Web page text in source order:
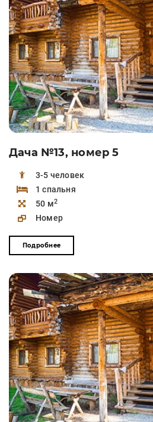
Дача №13, номер 5
3-5 человек
1 спальня
50 м2
Номер
Подробнее